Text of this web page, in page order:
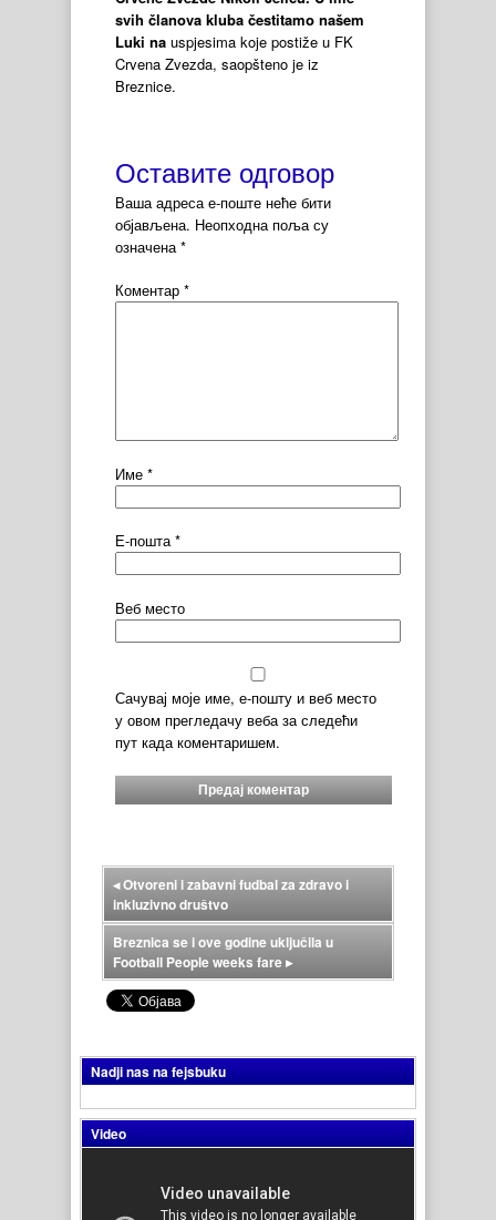
svih članova kluba čestitamo našem
Luki na uspjesima koje postiže u FK
Crvena Zvezda, saopšteno je iz
Breznice.
Оставите одговор
Ваша адреса е-поште неће бити
објављена. Неопходна поља су
означена *
Коментар *
Име *
Е-пошта*
Веб место
Сачувај моје име, е-пошту и веб место
у овом прегледачу веба за следећи
пут када коментаришем.
◂Otvoreni i zabavni fudbal za zdravo i
inkluzivno društvo
Breznica se i ove godine uključila u
Football People weeks fare▸
Nadji nas na fejsbuku
Video